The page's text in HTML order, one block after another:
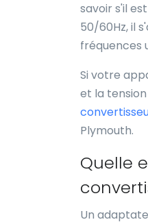
savoir s'il
50/60Hz, il
fréquences
Si votre
et la
Plymouth.
Quelle
Un